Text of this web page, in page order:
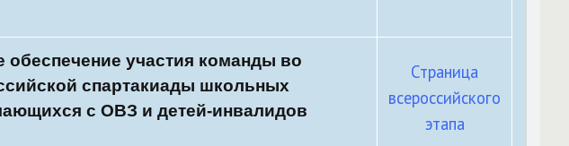
обеспечение участия команды во
спартакиады школьных
с ОВЗ и детей-инвалидов
Страница
всероссийского
этапа